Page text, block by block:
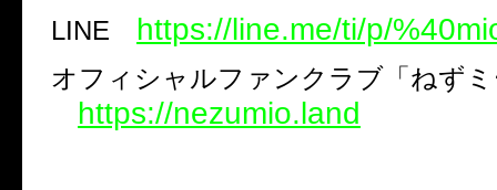
LINE https://line.me/ti/p/
オフィシャルファンクラブ「ねず
https://nezumio.land